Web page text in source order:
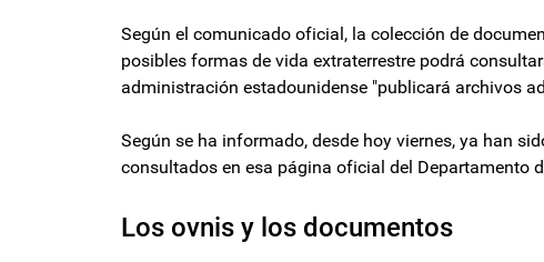
Según el comunicado oficial, la colección de
posibles formas de vida extraterrestre podrá
administración estadounidense "publicará archivos
Según se ha informado, desde hoy viernes, ya han
consultados en esa página oficial del Departamento
Los ovnis y los documentos